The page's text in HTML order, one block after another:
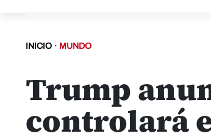
INICIO · MUNDO
Trump
controlará